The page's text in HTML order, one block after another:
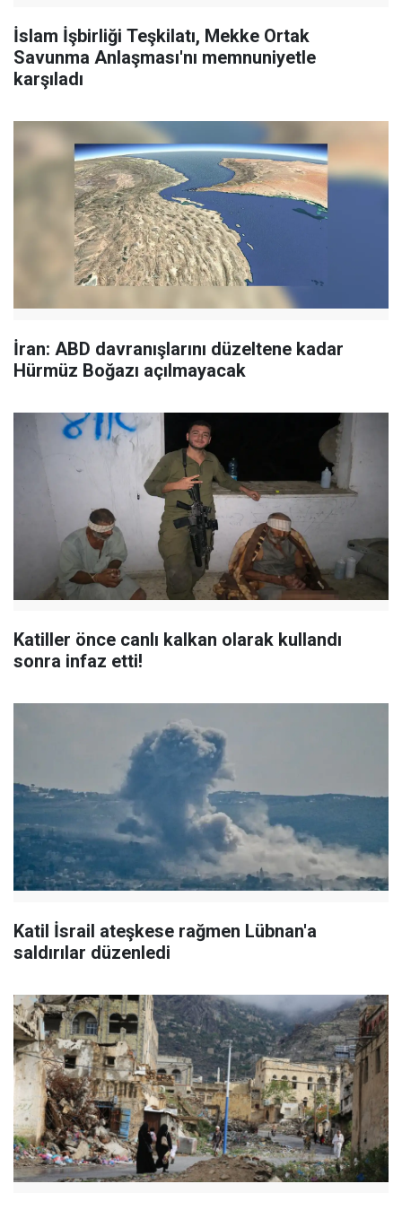
İslam İşbirliği Teşkilatı, Mekke Ortak
Savunma Anlaşması'nı memnuniyetle
karşıladı
İran: ABD davranışlarını düzeltene kadar
Hürmüz Boğazı açılmayacak
Katiller önce canlı kalkan olarak kullandı
sonra infaz etti!
Katil İsrail ateşkese rağmen Lübnan'a
saldırılar düzenledi